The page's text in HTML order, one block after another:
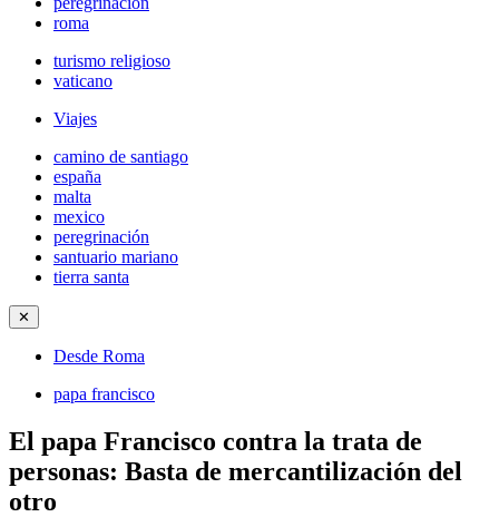
roma
turismo religioso
vaticano
Viajes
camino de santiago
españa
malta
mexico
peregrinación
santuario mariano
tierra santa
✕
Desde Roma
papa francisco
El papa Francisco contra la trata de
personas: Basta de mercantilización del
otro